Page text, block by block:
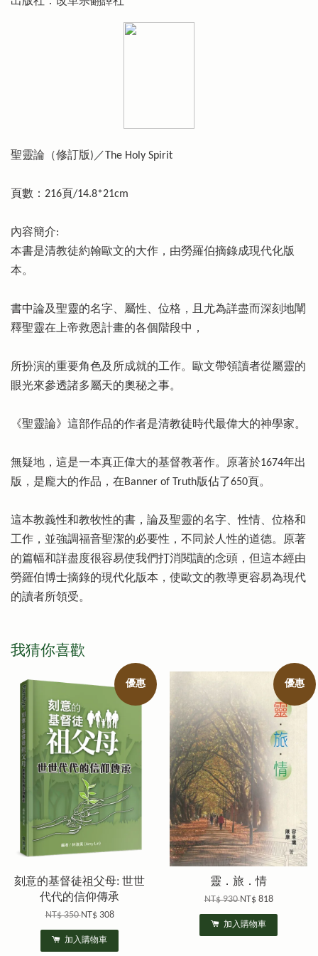
聖靈論（修訂版)／The Holy Spirit
頁數：216頁/14.8*21cm
內容簡介:
本書是清教徒約翰歐文的大作，由勞羅伯摘錄成現代化版
本。
書中論及聖靈的名字、屬性、位格，且尤為詳盡而深刻地闡
釋聖靈在上帝救恩計畫的各個階段中，
所扮演的重要角色及所成就的工作。歐文帶領讀者從屬靈的
眼光來參透諸多屬天的奧秘之事。
《聖靈論》這部作品的作者是清教徒時代最偉大的神學家。
無疑地，這是一本真正偉大的基督教著作。原著於1674年出
版，是龐大的作品，在Banner of Truth版佔了650頁。
這本教義性和教牧性的書，論及聖靈的名字、性情、位格和
工作，並強調福音聖潔的必要性，不同於人性的道德。原著
的篇幅和詳盡度很容易使我們打消閱讀的念頭，但這本經由
勞羅伯博士摘錄的現代化版本，使歐文的教導更容易為現代
的讀者所領受。
我猜你喜歡
優惠
刻意的基督徒祖父母: 世世
代代的信仰傳承
NT$ 350NT$ 308
加入購物車
優惠
靈．旅．情
NT$ 930NT$ 818
加入購物車